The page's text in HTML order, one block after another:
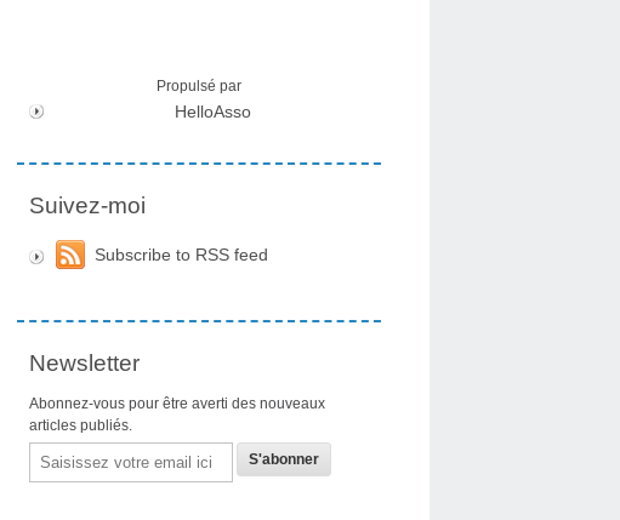
Propulsé par
HelloAsso
Suivez-moi
Subscribe to RSS feed
Newsletter
Abonnez-vous pour être averti des nouveaux
articles publiés.
Email